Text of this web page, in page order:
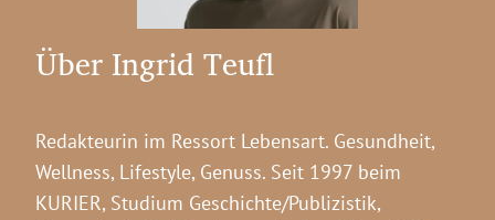
Über Ingrid Teufl
Redakteurin im Ressort Lebensart. Gesundheit,
Wellness, Lifestyle, Genuss. Seit 1997 beim
KURIER, Studium Geschichte/Publizistik,